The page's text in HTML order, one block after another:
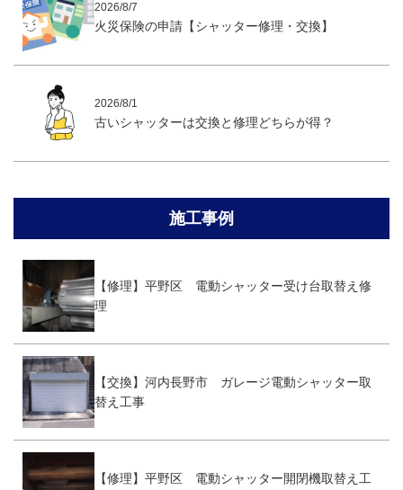
2026/8/7
火災保険の申請【シャッター修理・交換】
2026/8/1
古いシャッターは交換と修理どちらが得？
施工事例
【修理】平野区 電動シャッター受け台取替え修
理
【交換】河内長野市 ガレージ電動シャッター取
替え工事
【修理】平野区 電動シャッター開閉機取替え工